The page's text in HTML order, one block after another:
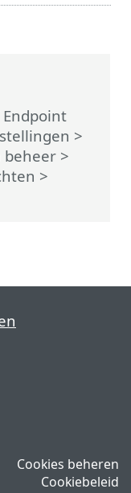
Endpoint
>
beheer >
>
Cookies beheren
Cookiebeleid